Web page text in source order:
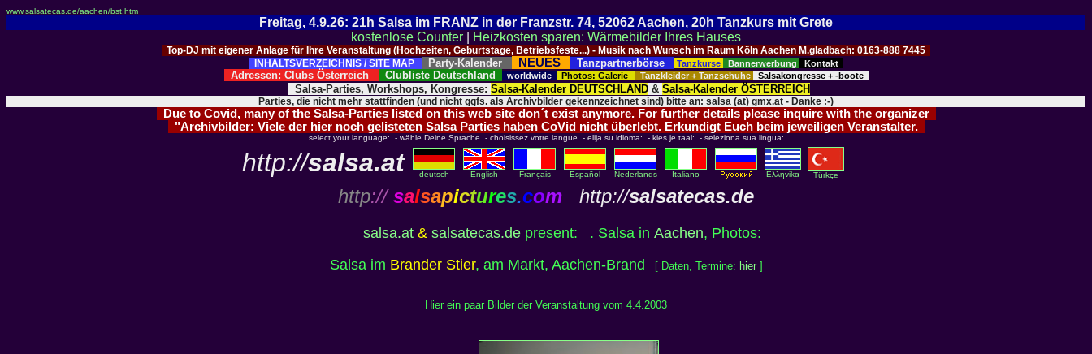
www.salsatecas.de/aachen/bst.htm
Freitag, 4.9.26: 21h Salsa im FRANZ in der Franzstr. 74, 52062 Aachen, 20h Tanzkurs mit Grete
kostenlose Counter
Heizkosten sparen: Wärmebilder Ihres Hauses
Top-DJ mit eigener Anlage für Ihre Veranstaltung (Hochzeiten, Geburtstage, Betriebsfeste...) - Musik nach Wunsch im Raum Köln Aachen M.gladbach: 0163-888 7445
INHALTSVERZEICHNIS / SITE MAP
Party-Kalender NEUES Tanzpartnerbörse Tanzkurse Bannerwerbung Kontakt
Adressen: Clubs Österreich Clubliste Deutschland worldwide Photos: Galerie Tanzkleider + Tanzschuhe Salsakongresse + -boote
Salsa-Parties, Workshops, Kongresse: Salsa-Kalender DEUTSCHLAND & Salsa-Kalender ÖSTERREICH
Parties, die nicht mehr stattfinden (und nicht ggfs. als Archivbilder gekennzeichnet sind) bitte an: salsa (at) gmx.at - Danke :-)
Due to Covid, many of the Salsa-Parties listed on this web site don´t exist anymore. For further details please inquire with the organizer
"Archivbilder: Viele der hier noch gelisteten Salsa Parties haben CoVid nicht überlebt. Erkundigt Euch beim jeweiligen Veranstalter.
select your language: - wähle Deine Sprache - choisissez votre langue - elija su idioma: - kies je taal: - seleziona sua lingua:
http://salsa.at deutsch English Français Español Nederlands Italiano Eλληvikα Türkçe
http:// salsapictures.com http://salsatecas.de
salsa.at & salsatecas.de present: . Salsa in Aachen, Photos:
Salsa im Brander Stier, am Markt, Aachen-Brand [ Daten, Termine: hier]
Hier ein paar Bilder der Veranstaltung vom 4.4.2003